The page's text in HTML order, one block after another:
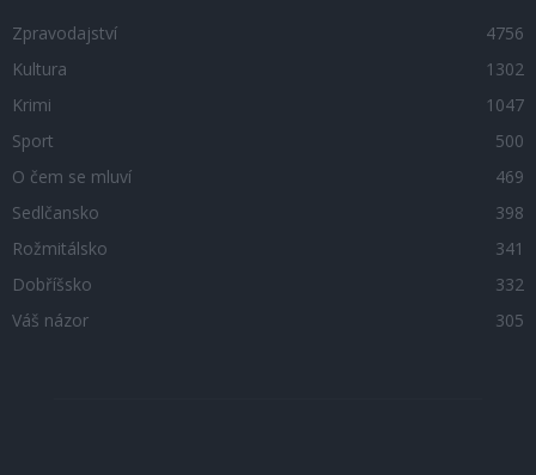
Zpravodajství
4756
Kultura
1302
Krimi
1047
Sport
500
O čem se mluví
469
Sedlčansko
398
Rožmitálsko
341
Dobříšsko
332
Váš názor
305